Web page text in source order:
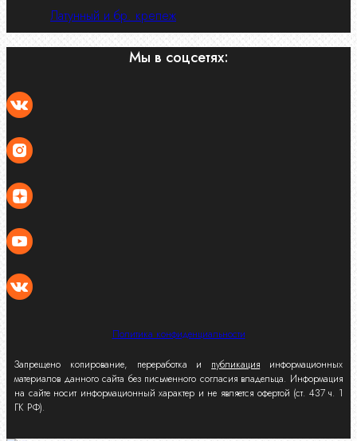
Латунный и бр. крепеж
Мы в соцсетях:
Политика конфиденциальности
Запрещено копирование, переработка и публикация информационных
материалов данного сайта без письменного согласия владельца. Информация
на сайте носит информационный характер и не является офертой (ст. 437 ч. 1
ГК РФ).